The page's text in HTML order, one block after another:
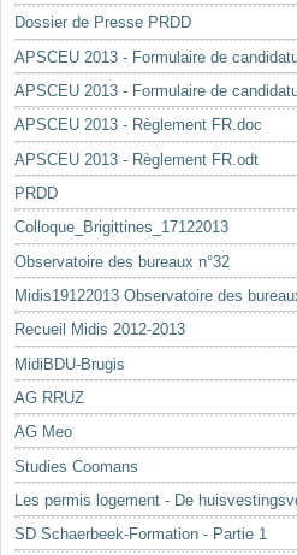
Dossier de Presse PRDD
APSCEU 2013 - Formulaire de
APSCEU 2013 - Formulaire de
APSCEU 2013 - Règlement FR.doc
APSCEU 2013 - Règlement FR.odt
PRDD
Colloque_Brigittines_17122013
Observatoire des bureaux n°32
Midis19122013 Observatoire des
Recueil Midis 2012-2013
MidiBDU-Brugis
AG RRUZ
AG Meo
Studies Coomans
Les permis logement - De
SD Schaerbeek-Formation - Partie 1